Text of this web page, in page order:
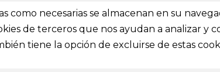
Inicio
El festival
necesarias se almacenan en su
de terceros que nos ayudan a analizar y
tiene la opción de excluirse de estas